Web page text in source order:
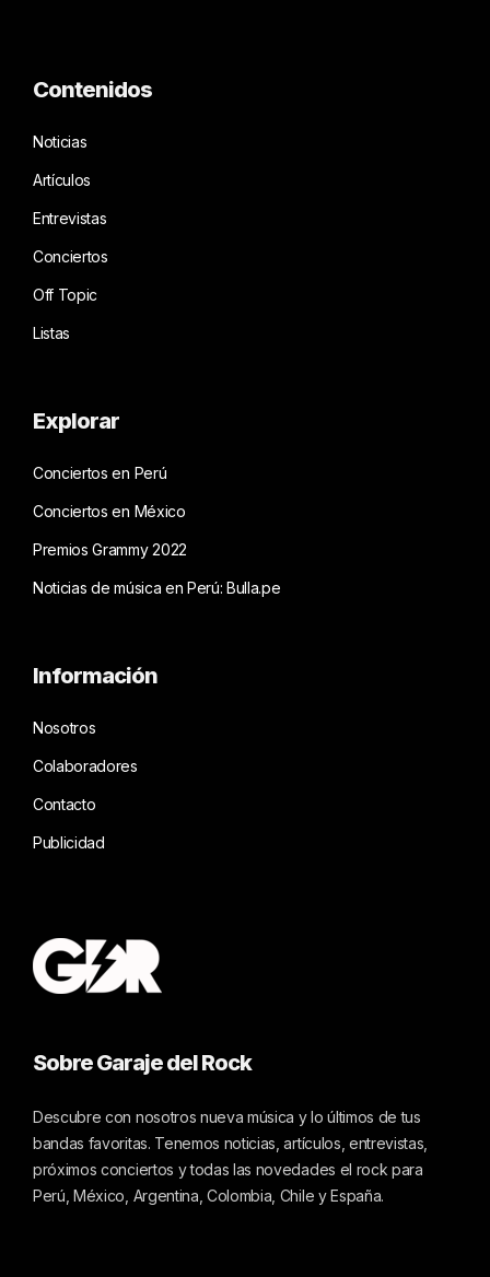
Contenidos
Noticias
Artículos
Entrevistas
Conciertos
Off Topic
Listas
Explorar
Conciertos en Perú
Conciertos en México
Premios Grammy 2022
Noticias de música en Perú: Bulla.pe
Información
Nosotros
Colaboradores
Contacto
Publicidad
Sobre Garaje del Rock
Descubre con nosotros nueva música y lo últimos de tus
bandas favoritas. Tenemos noticias, artículos, entrevistas,
próximos conciertos y todas las novedades el rock para
Perú, México, Argentina, Colombia, Chile y España.